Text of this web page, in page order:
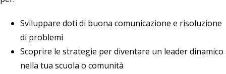
Sviluppare doti di buona comunicazione e risoluzione
di problemi
Scoprire le strategie per diventare un leader dinamico
nella tua scuola o comunità